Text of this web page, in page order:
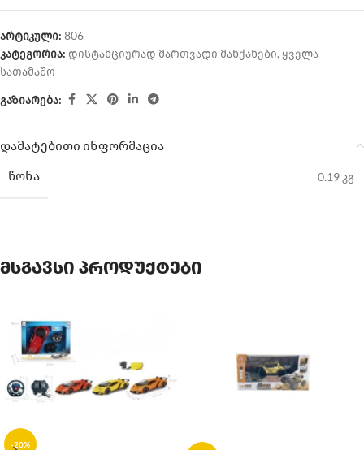
არტიკული: 806
კატეგორია: დისტანციურად მართვადი მანქანები, ყველა
სათამაშო
გაზიარება:
დამატებითი ინფორმაცია
ᲬᲝᲜᲐ
0.19 კგ
მსგავსი პროდუქტები
-20%